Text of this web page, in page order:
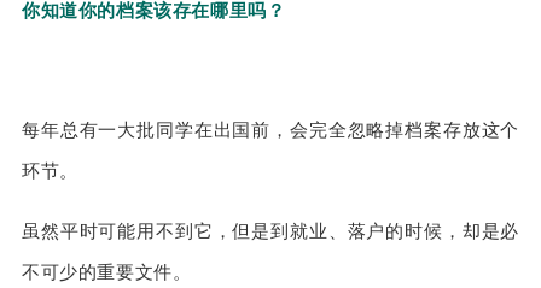
你知道你的档案该存在哪里吗？
每年总有一大批同学在出国前，会完全忽略掉档案存放这个
环节。
虽然平时可能用不到它，但是到就业、落户的时候，却是必
不可少的重要文件。